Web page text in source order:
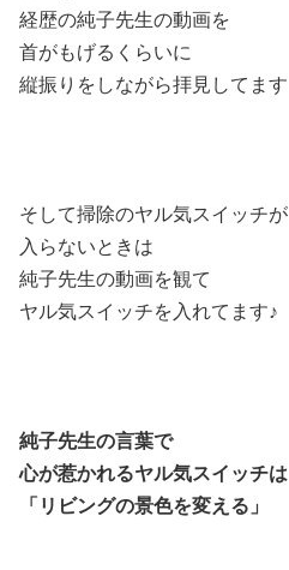
経歴の純子先生の動画を
首がもげるくらいに
縦振りをしながら拝見してます
そして掃除のヤル気スイッチが
入らないときは
純子先生の動画を観て
ヤル気スイッチを入れてます♪
純子先生の言葉で
心が惹かれるヤル気スイッチは
「リビングの景色を変える」